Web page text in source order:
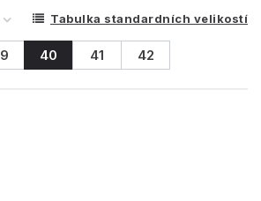
Tabulka standardních velikostí
40 41 42